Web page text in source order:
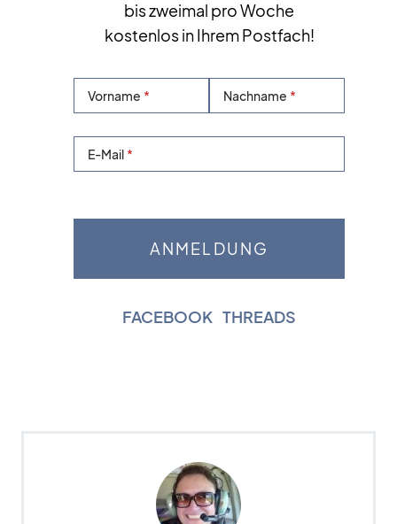
bis zweimal pro Woche
kostenlos in Ihrem Postfach!
Vorname Nachname
E-Mail
FACEBOOK THREADS